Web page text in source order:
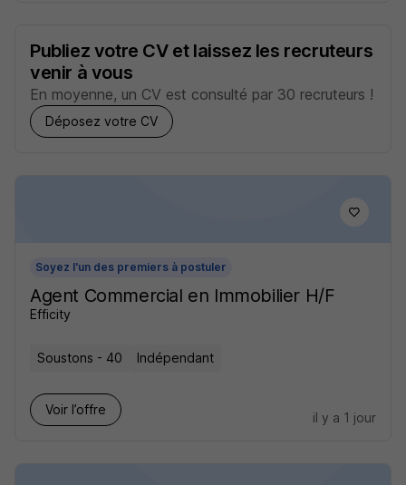
Publiez votre CV et laissez les recruteurs
venir à vous
En moyenne, un CV est consulté par 30 recruteurs !
Déposez votre CV
Soyez l'un des premiers à postuler
Agent Commercial en Immobilier H/F
Efficity
Soustons - 40 Indépendant
Voir l’offre
il y a 1 jour